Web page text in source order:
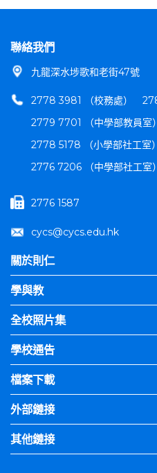
聯絡我們
九龍深水埗歌和老街47號
2778 3981 （校務處）
2779 7701 （中學部教員室）
2778 5178 （小學部社工室）
2776 7206 （中學部社工室）
2776 1587
cycs@cycs.edu.hk
關於則仁
學與教
全校照片集
學校通告
檔案下載
外部鏈接
其他鏈接